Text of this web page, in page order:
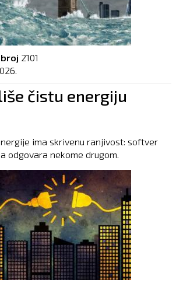
2101
čistu energiju
ima skrivenu ranjivost: softver
odgovara nekome drugom.